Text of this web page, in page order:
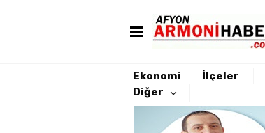
Ekonomi İlçeler
Diğer